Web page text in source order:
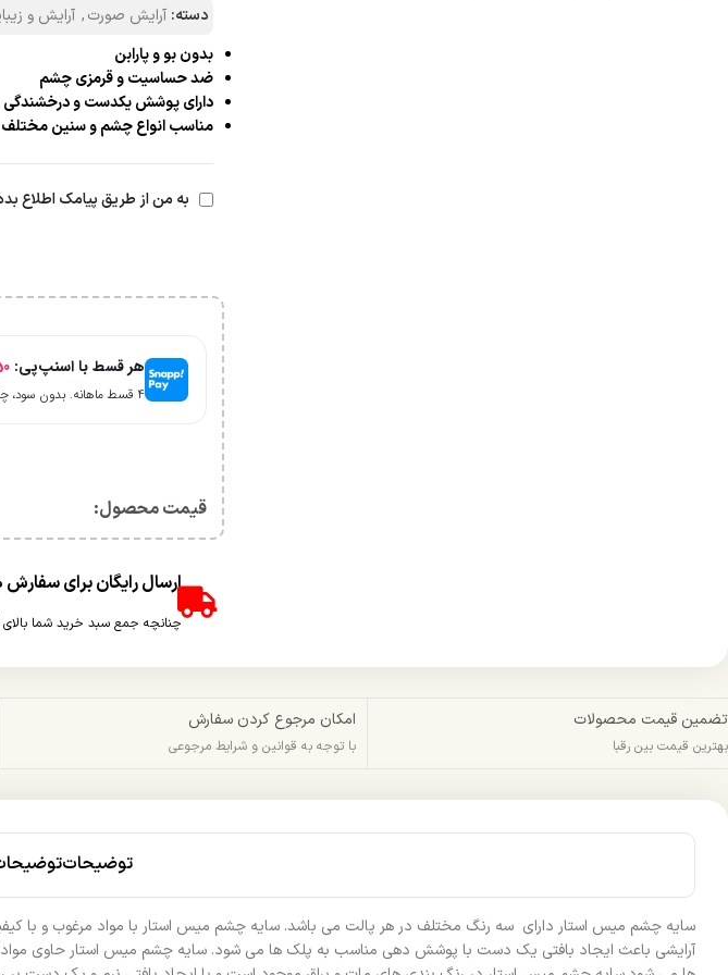
دسته: آرایش صورت, آرایش و
بدون بو و پارابن
ضد حساسیت و قرمزی چشم
دارای پوشش یکدست و درخشندگی
مناسب انواع چشم و سنین مختلف
به من از طریق پیامک اطلاع
هر قسط با اسنپ‌پی:
۴ قسط ماهانه. بدون سود، چک و ضامن.
قیمت محصول:​
ارسال رایگان برای سفارش های بالای 2 میلیون و 500
چنانچه جمع سبد خرید شما بالای 2 میلیون و 500 هزار تومان شود هزینه پست برای شما به صورت رایگان محاسبه خواهد
تضمین قیمت محصولات
بهترین قیمت بین رقبا
امکان مرجوع کردن سفارش
با توجه به قوانین و شرایط مرجوعی
توضیحات
سایه چشم میس استار دارای سه رنگ مختلف در هر پالت می باشد. سایه چشم میس استار با مواد مرغوب و با
آرایشی باعث ایجاد بافتی یک دست با پوشش دهی مناسب به پلک ها می شود. سایه چشم میس استار حاوی